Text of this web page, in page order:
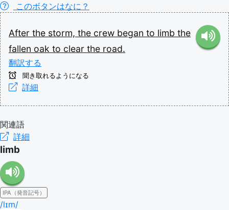
このボタンはなに？
After the storm, the crew began to limb the
fallen oak to clear the road.
翻訳する
聞き取れるようになる
詳細
関連語
詳細
limb
IPA（発音記号）
/lɪm/